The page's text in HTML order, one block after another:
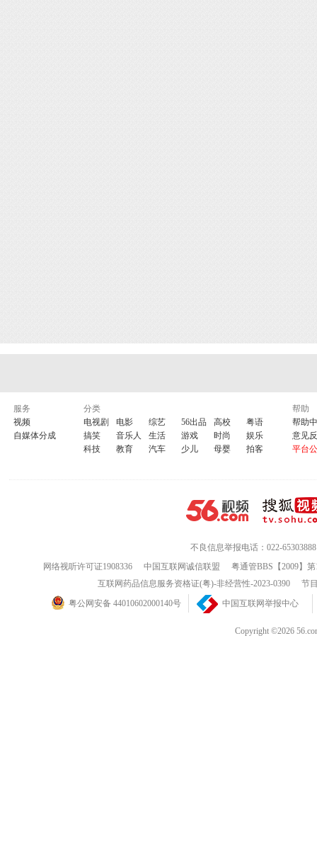
服务
视频
自媒体分成
分类
电视剧
电影 综艺 56出品 高校
粤语
搞笑
音乐人 生活 游戏 时尚
娱乐
科技
教育 汽车 少儿 母婴 拍客
帮助
帮助
意见
平台
不良信息举报电话：022-65303888
网络视听许可证1908336
中国互联网诚信联盟
粤通管BBS【2009】
互联网药品信息服务资格证(粤)-非经营性-2023-0390
节
粤公网安备 44010602000140号
中国互联网举报中心
Copyright ©2026